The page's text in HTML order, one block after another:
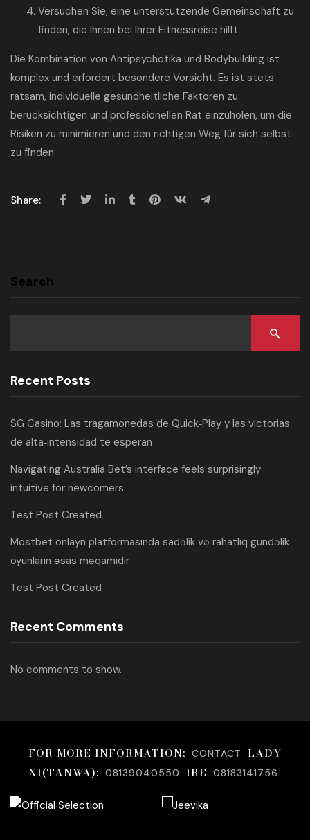
Versuchen Sie, eine unterstützende Gemeinschaft zu
finden, die Ihnen bei Ihrer Fitnessreise hilft.
Die Kombination von Antipsychotika und Bodybuilding ist
komplex und erfordert besondere Vorsicht. Es ist stets
ratsam, individuelle gesundheitliche Faktoren zu
berücksichtigen und professionellen Rat einzuholen, um die
Risiken zu minimieren und den richtigen Weg für sich selbst
zu finden.
Share:
Search
Recent Posts
SG Casino: Las tragamonedas de Quick‑Play y las victorias
de alta‑intensidad te esperan
Navigating Australia Bet’s interface feels surprisingly
intuitive for newcomers
Test Post Created
Mostbet onlayn platformasında sadəlik və rahatlıq gündəlik
oyunların əsas məqamıdır
Test Post Created
Recent Comments
No comments to show.
FOR MORE INFORMATION; CONTACT
LADY
XI(TANWA): 08139040550 IRE 08183141756